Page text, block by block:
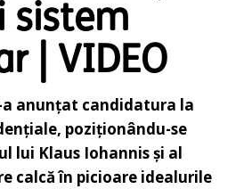
sistem
| VIDEO
a anunțat candidatura la
poziționându-se
lui Klaus Iohannis și al
calcă în picioare idealurile